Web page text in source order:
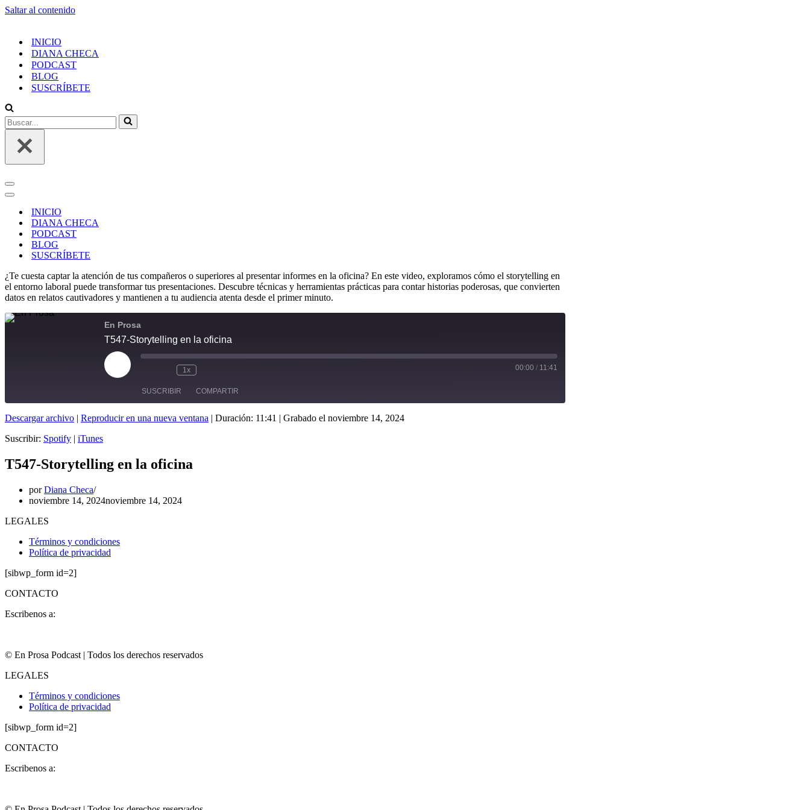
Saltar al contenido
INICIO
DIANA CHECA
PODCAST
BLOG
SUSCRÍBETE
INICIO
DIANA CHECA
PODCAST
BLOG
SUSCRÍBETE
¿Te cuesta captar la atención de tus compañeros o superiores al presentar informes en la oficina? En este video, exploramos cómo el storytelling en
el entorno laboral puede transformar tus presentaciones. Descubre técnicas y herramientas prácticas para contar historias poderosas, que convierten
datos en relatos cautivadores y mantienen a tu audiencia atenta desde el primer minuto.
En Prosa
T547-Storytelling en la oficina
1x 00:00 / 11:41
SUSCRIBIR COMPARTIR
Descargar archivo | Reproducir en una nueva ventana | Duración: 11:41 | Grabado el noviembre 14, 2024
Suscribir: Spotify | iTunes
T547-Storytelling en la oficina
porDiana Checa
noviembre 14, 2024noviembre 14, 2024
LEGALES
Términos y condiciones
Política de privacidad
[sibwp_form id=2]
CONTACTO
Escribenos a:
© En Prosa Podcast | Todos los derechos reservados
LEGALES
Términos y condiciones
Política de privacidad
[sibwp_form id=2]
CONTACTO
Escribenos a: